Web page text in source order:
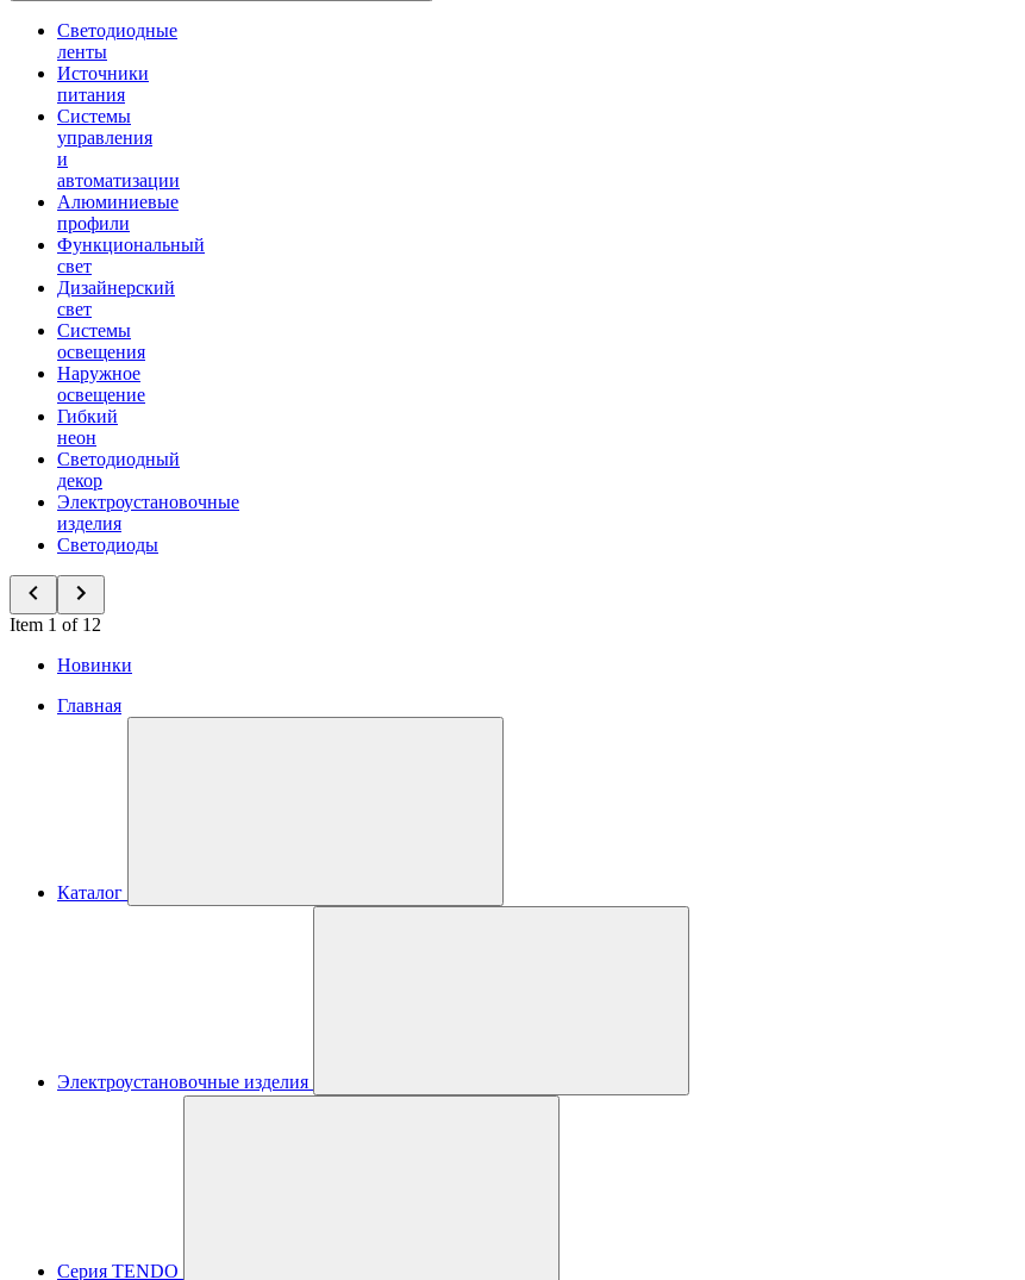
Светодиодные
ленты
Источники
питания
Системы
управления
и
автоматизации
Алюминиевые
профили
Функциональный
свет
Дизайнерский
свет
Системы
освещения
Наружное
освещение
Гибкий
неон
Светодиодный
декор
Электроустановочные
изделия
Светодиоды
Item 1 of 12
Новинки
Главная
Каталог
Электроустановочные изделия
Серия TENDO